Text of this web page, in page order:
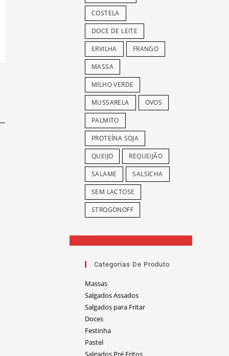
COSTELA
DOCE DE LEITE
ERVILHA FRANGO
MASSA
MILHO VERDE
MUSSARELA OVOS
PALMITO
PROTEÍNA SOJA
QUEIJO REQUEIJÃO
SALAME SALSICHA
SEM LACTOSE
STROGONOFF
Categorias De Produto
Massas
Salgados Assados
Salgados para Fritar
Doces
Festinha
Pastel
Salgados Pré Fritos